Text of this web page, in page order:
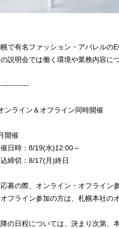
で有名ファッション・アパレルの
の説明会では働く環境や業務内容に
ンライン＆オフライン同時開催
開催
日時：8/19(水)12:00～
締切：8/17(月)終日
募の際、オンライン・オフライン
フライン参加の方は、札幌本社の
降の日程については、決まり次第、